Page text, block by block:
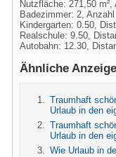
Nutzfläche: 271,50
Badezimmer: 2,
Kindergarten: 0.50,
Realschule: 9.50,
Autobahn: 12.30,
Ähnliche
Traumhaft
Urlaub in den
Traumhaft
Urlaub in den
Wie Urlaub in